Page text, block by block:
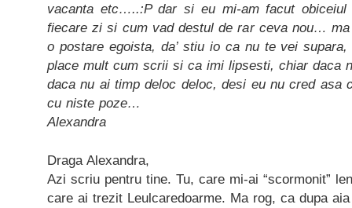
vacanta etc…..:P dar si eu mi-am facut
fiecare zi si cum vad destul de rar ceva nou…
o postare egoista, da’ stiu io ca nu te vei
place mult cum scrii si ca imi lipsesti, chiar daca
daca nu ai timp deloc deloc, desi eu nu cred asa
cu niste poze…
Alexandra
Draga Alexandra,
Azi scriu pentru tine. Tu, care mi-ai “scormonit”
care ai trezit Leulcaredoarme. Ma rog, ca dupa